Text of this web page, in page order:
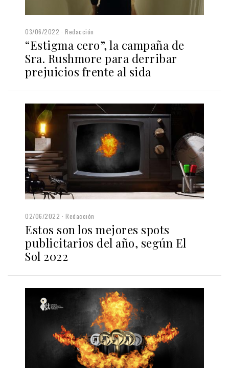
03/06/2022 Redacción
“Estigma cero”, la campaña de
Sra. Rushmore para derribar
prejuicios frente al sida
02/06/2022 Redacción
Estos son los mejores spots
publicitarios del año, según El
Sol 2022